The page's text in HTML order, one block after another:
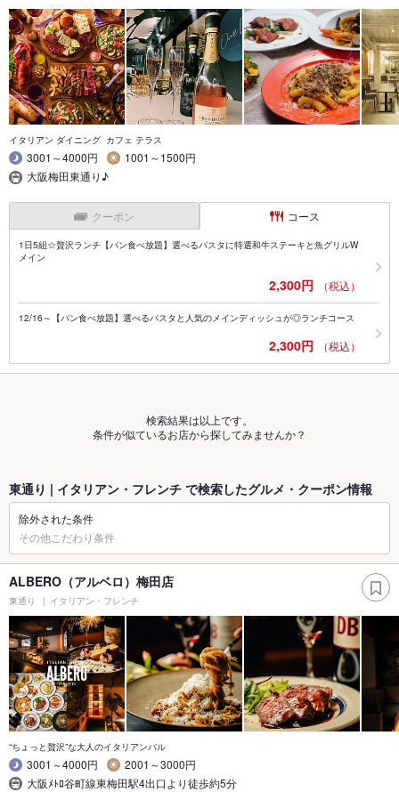
イタリアン ダイニング カフェ テラス
3001～4000円
1001～1500円
大阪梅田東通り♪
クーポン コース
1日5組☆贅沢ランチ【パン食べ放題】選べるパスタに特選和牛ステーキと魚グリルW
メイン
2,300円 （税込）
12/16～【パン食べ放題】選べるパスタと人気のメインディッシュが◎ランチコース
2,300円 （税込）
検索結果は以上です。
条件が似ているお店から探してみませんか？
東通り | イタリアン・フレンチ で検索したグルメ・クーポン情報
除外された条件
その他こだわり条件
ALBERO（アルベロ）梅田店
東通り イタリアン・フレンチ
“ちょっと贅沢”な大人のイタリアンバル
3001～4000円
2001～3000円
大阪ﾒﾄﾛ谷町線東梅田駅4出口より徒歩約5分